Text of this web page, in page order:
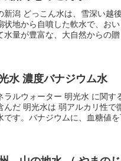
新潟 どっこん水は、雪深い越
状地から自噴した軟水で、お
水量が豊富な、大自然からの
水 濃度バナジウム水
ラルウォーター 明光水 に関
んだ 明光水は 弱アルカリ性で
です。バナジウムに、血糖値